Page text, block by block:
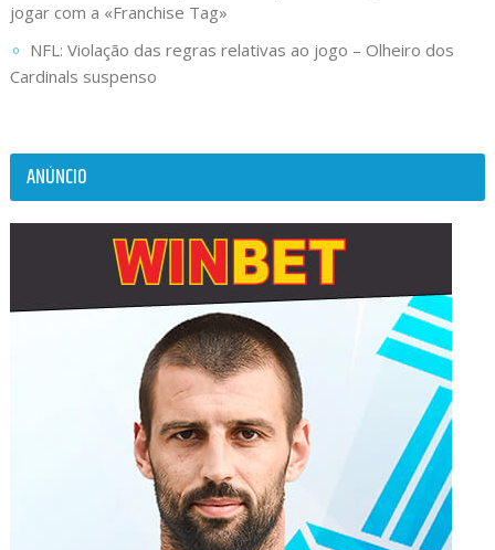
jogar com a «Franchise Tag»
NFL: Violação das regras relativas ao jogo – Olheiro dos
Cardinals suspenso
ANÚNCIO